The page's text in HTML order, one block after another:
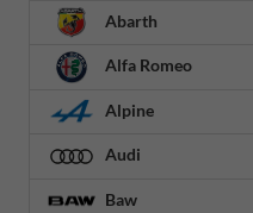
Abarth
Alfa Romeo
Alpine
Audi
Baw